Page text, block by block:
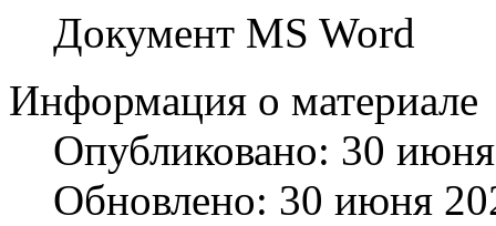
Документ MS Word
Информация о материале
Опубликовано: 30
Обновлено: 30 июня